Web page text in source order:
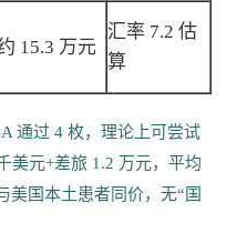
15.3 万元
汇率 7.2 估
算
通过 4 枚，理论上可尝试
美元+差旅 1.2 万元，平均
美国本土患者同价，无“国